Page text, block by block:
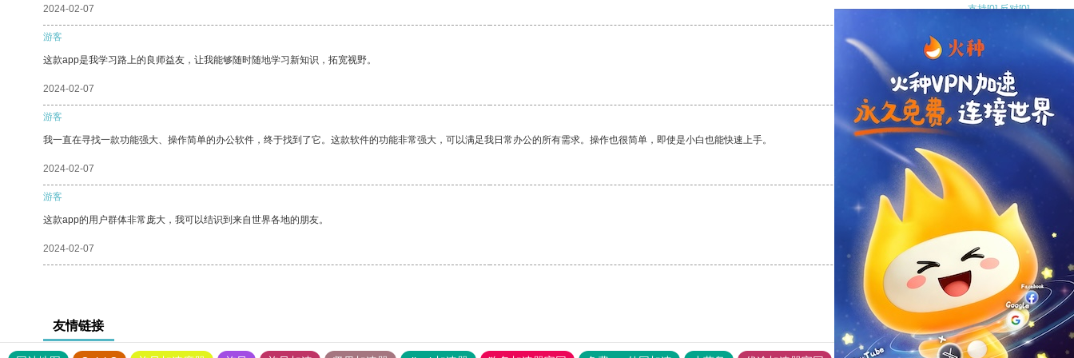
2024-02-07 支持[0] 反对[0]
游客
这款app是我学习路上的良师益友，让我能够随时随地学习新知识，拓宽视野。
2024-02-07 支持[0] 反对
游客
我一直在寻找一款功能强大、操作简单的办公软件，终于找到了它。这款软件的功能非常强大，可以满足我日常办公的所有需求。操作也很简单，即使是小白也能快速上手。
2024-02-07 支持
游客
这款app的用户群体非常庞大，我可以结识到来自世界各地的朋友。
2024-02-07 支持 反对 [0]
友情链接